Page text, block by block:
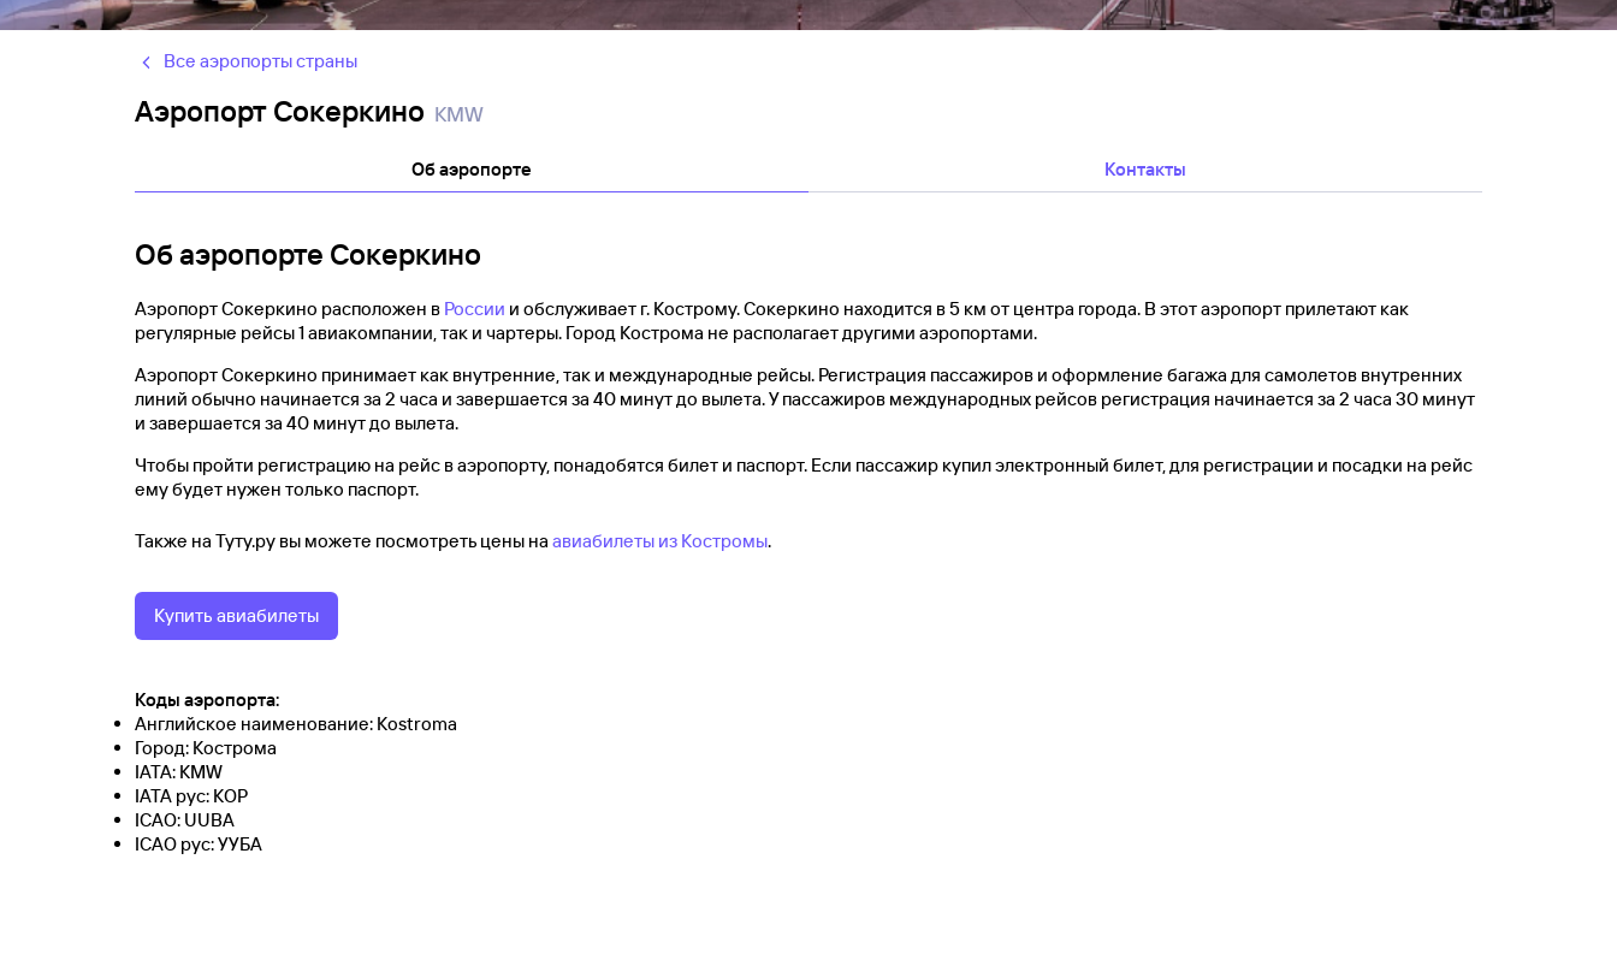
Все аэропорты страны
Аэропорт Сокеркино KMW
Об аэропорте Контакты
Об аэропорте Сокеркино
Аэропорт Сокеркино расположен в России и обслуживает г. Кострому. Сокеркино находится в 5 км от центра города. В этот аэропорт прилетают как
регулярные рейсы 1 авиакомпании, так и чартеры. Город Кострома не располагает другими аэропортами.
Аэропорт Сокеркино принимает как внутренние, так и международные рейсы. Регистрация пассажиров и оформление багажа для самолетов внутренних
линий обычно начинается за 2 часа и завершается за 40 минут до вылета. У пассажиров международных рейсов регистрация начинается за 2 часа 30 минут
и завершается за 40 минут до вылета.
Чтобы пройти регистрацию на рейс в аэропорту, понадобятся билет и паспорт. Если пассажир купил электронный билет, для регистрации и посадки на рейс
ему будет нужен только паспорт.
Также на Туту.ру вы можете посмотреть цены на авиабилеты из Костромы.
Купить авиабилеты
Коды аэропорта:
Английское наименование: Kostroma
Город: Кострома
IATA: KMW
IATA рус: КОР
ICAO: UUBA
ICAO рус: УУБА